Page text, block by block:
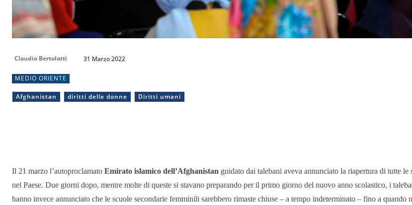
Claudio Bertolotti 31 Marzo 2022
MEDIO ORIENTE
Afghanistan diritti delle donne Diritti umani
Il 21 marzo l’autoproclamato Emirato islamico dell’Afghanistan guidato dai talebani aveva annunciato la riapertura di tutte le
nel Paese. Due giorni dopo, mentre molte di queste si stavano preparando per il primo giorno del nuovo anno scolastico, i
hanno invece annunciato che le scuole secondarie femminili sarebbero rimaste chiuse – a tempo indeterminato – fino a quando